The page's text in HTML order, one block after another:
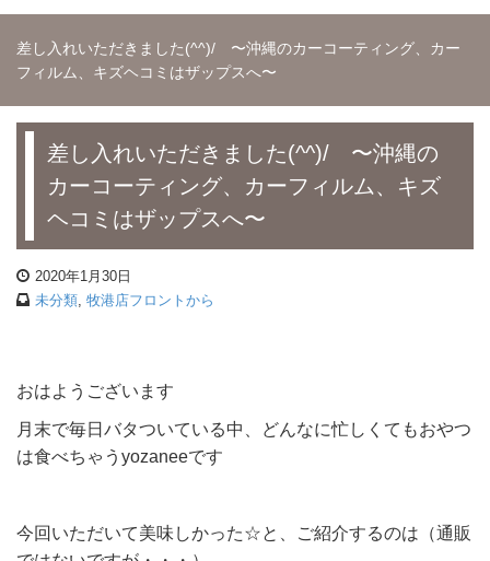
差し入れいただきました(^^)/ 〜沖縄のカーコーティング、カー
フィルム、キズヘコミはザップスへ〜
差し入れいただきました(^^)/ 〜沖縄の
カーコーティング、カーフィルム、キズ
ヘコミはザップスへ〜
2020年1月30日
未分類 牧港店フロントから
おはようございます
月末で毎日バタついている中、どんなに忙しくてもおやつ
は食べちゃうyozaneeです
今回いただいて美味しかった☆と、ご紹介するのは（通販